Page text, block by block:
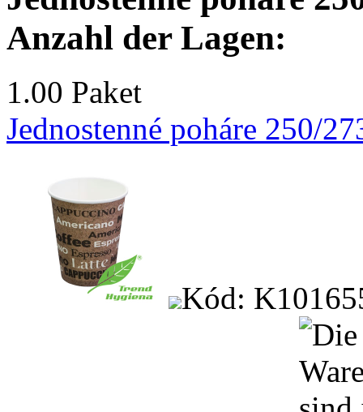
Anzahl der Lagen:
1.00 Paket
Jednostenné poháre 250/
Kód: